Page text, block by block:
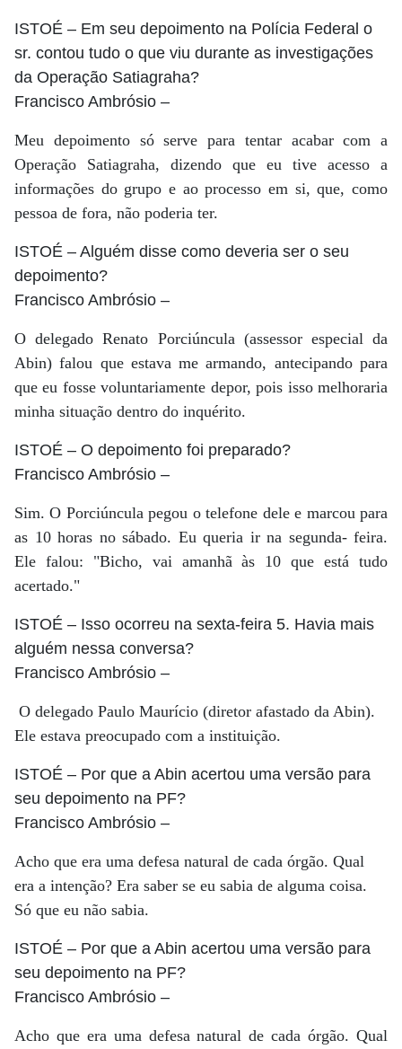
ISTOÉ – Em seu depoimento na Polícia Federal o
sr. contou tudo o que viu durante as investigações
da Operação Satiagraha?
Francisco Ambrósio –
Meu depoimento só serve para tentar acabar com a
Operação Satiagraha, dizendo que eu tive acesso a
informações do grupo e ao processo em si, que, como
pessoa de fora, não poderia ter.
ISTOÉ – Alguém disse como deveria ser o seu
depoimento?
Francisco Ambrósio –
O delegado Renato Porciúncula (assessor especial da
Abin) falou que estava me armando, antecipando para
que eu fosse voluntariamente depor, pois isso melhoraria
minha situação dentro do inquérito.
ISTOÉ – O depoimento foi preparado?
Francisco Ambrósio –
Sim. O Porciúncula pegou o telefone dele e marcou para
as 10 horas no sábado. Eu queria ir na segunda- feira.
Ele falou: "Bicho, vai amanhã às 10 que está tudo
acertado."
ISTOÉ – Isso ocorreu na sexta-feira 5. Havia mais
alguém nessa conversa?
Francisco Ambrósio –
O delegado Paulo Maurício (diretor afastado da Abin).
Ele estava preocupado com a instituição.
ISTOÉ – Por que a Abin acertou uma versão para
seu depoimento na PF?
Francisco Ambrósio –
Acho que era uma defesa natural de cada órgão. Qual
era a intenção? Era saber se eu sabia de alguma coisa.
Só que eu não sabia.
ISTOÉ – Por que a Abin acertou uma versão para
seu depoimento na PF?
Francisco Ambrósio –
Acho que era uma defesa natural de cada órgão. Qual